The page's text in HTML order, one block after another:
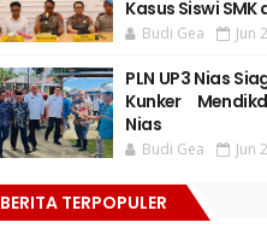
Kasus Siswi SMK
Budi Gea Jun
PLN UP3 Nias
Kunker
Nias
Budi Gea Jun
BERITA TERPOPULER